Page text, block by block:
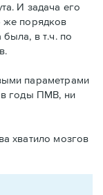
И задача его
же порядков
в т.ч. по
параметрами
в годы ПМВ, ни
хватило мозгов